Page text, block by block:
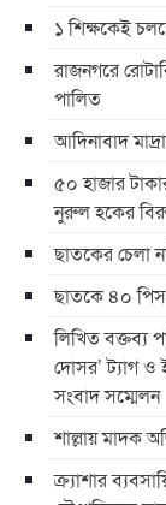
১ শিক্ষকেই
রাজনগরে
পালিত
আদিনাবাদ
৫০ হাজার
নুরুল হকের
ছাতকের চেলা
ছাতকে ৪০ পিস
লিখিত বক্তব্য
দোসর’ ট্যাগ ও
সংবাদ সম্মেলন
শাল্লায় মাদক
ক্র্যাশার